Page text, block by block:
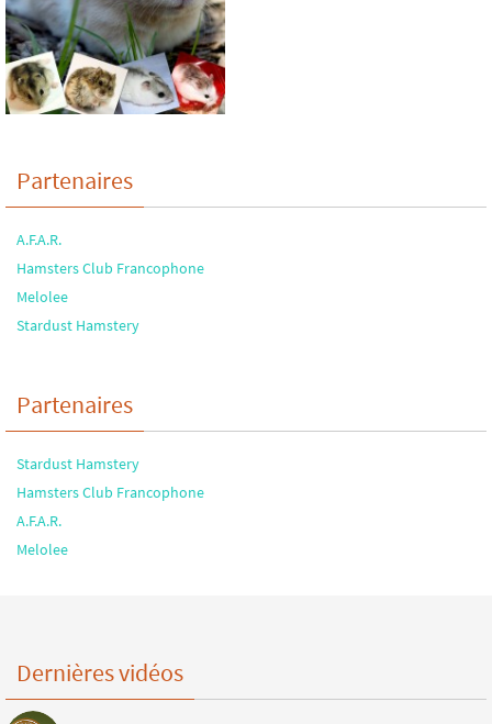
Partenaires
A.F.A.R.
Hamsters Club Francophone
Melolee
Stardust Hamstery
Partenaires
Stardust Hamstery
Hamsters Club Francophone
A.F.A.R.
Melolee
Dernières vidéos